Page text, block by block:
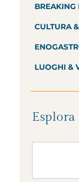
BREAKING
CULTURA
LUOGHI &